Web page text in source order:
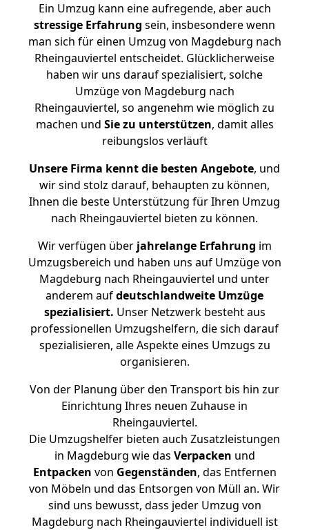
Ein Umzug kann eine aufregende, aber auch
stressige Erfahrung sein, insbesondere wenn
man sich für einen Umzug von Magdeburg nach
Rheingauviertel entscheidet. Glücklicherweise
haben wir uns darauf spezialisiert, solche
Umzüge von Magdeburg nach
Rheingauviertel, so angenehm wie möglich zu
machen und Sie zu unterstützen, damit alles
reibungslos verläuft
Unsere Firma kennt die besten Angebote, und
wir sind stolz darauf, behaupten zu können,
Ihnen die beste Unterstützung für Ihren Umzug
nach Rheingauviertel bieten zu können.
Wir verfügen überjahrelange Erfahrung im
Umzugsbereich und haben uns auf Umzüge von
Magdeburg nach Rheingauviertel und unter
anderem aufdeutschlandweite Umzüge
spezialisiert. Unser Netzwerk besteht aus
professionellen Umzugshelfern, die sich darauf
spezialisieren, alle Aspekte eines Umzugs zu
organisieren.
Von der Planung über den Transport bis hin zur
Einrichtung Ihres neuen Zuhause in
Rheingauviertel.
Die Umzugshelfer bieten auch Zusatzleistungen
in Magdeburg wie das Verpacken und
Entpacken von Gegenständen, das Entfernen
von Möbeln und das Entsorgen von Müll an. Wir
sind uns bewusst, dass jeder Umzug von
Magdeburg nach Rheingauviertel individuell ist